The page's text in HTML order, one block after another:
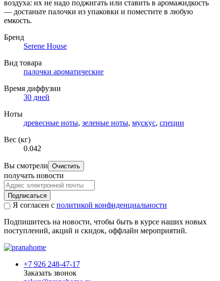
воздуха: их не надо поджигать или ставить в аромажидкость
— достаньте палочки из упаковки и поместите в любую
емкость.
Бренд
Serene House
Вид товара
палочки ароматические
Время диффузии
30 дней
Ноты
древесные ноты, зеленые ноты, мускус, специи
Вес (кг)
0.042
Вы смотрели Очистить
получать новости
Подписаться
Я согласен с политикой конфиденциальности
Подпишитесь на новости, чтобы быть в курсе наших новых
поступлений, акций и скидок, оффлайн мероприятий.
+7 926 248-47-17
Заказать звонок